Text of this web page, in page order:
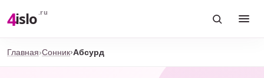
4islo .ru
Главная Сонник Абсурд